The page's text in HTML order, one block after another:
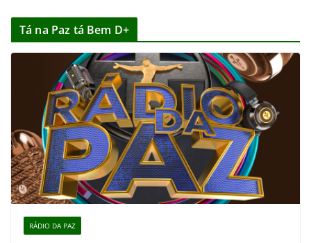
Tá na Paz tá Bem D+
RÁDIO DA PAZ